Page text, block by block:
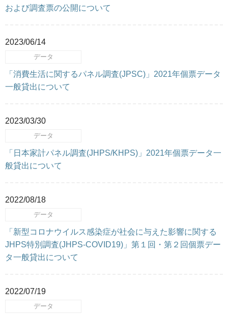
および調査票の公開について
2023/06/14
データ
「消費生活に関するパネル調査(JPSC)」2021年個票データ
一般貸出について
2023/03/30
データ
「日本家計パネル調査(JHPS/KHPS)」2021年個票データ一
般貸出について
2022/08/18
データ
「新型コロナウイルス感染症が社会に与えた影響に関する
JHPS特別調査(JHPS-COVID19)」第１回・第２回個票デー
タ一般貸出について
2022/07/19
データ